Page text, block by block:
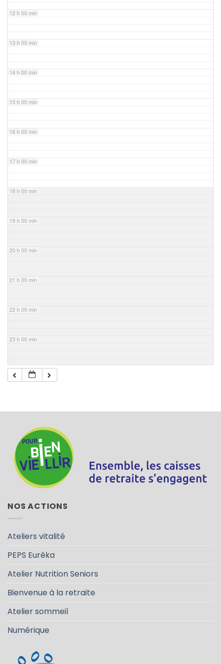
12 h 00 min
13 h 00 min
14 h 00 min
15 h 00 min
16 h 00 min
17 h 00 min
18 h 00 min
19 h 00 min
20 h 00 min
21 h 00 min
22 h 00 min
23 h 00 min
NOS ACTIONS
Ateliers vitalité
PEPS Eurêka
Atelier Nutrition Seniors
Bienvenue à la retraite
Atelier sommeil
Numérique